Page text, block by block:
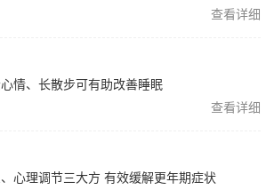
查看详细
情、长散步可有助改善睡眠
查看详细
心理调节三大方 有效缓解更年期症状